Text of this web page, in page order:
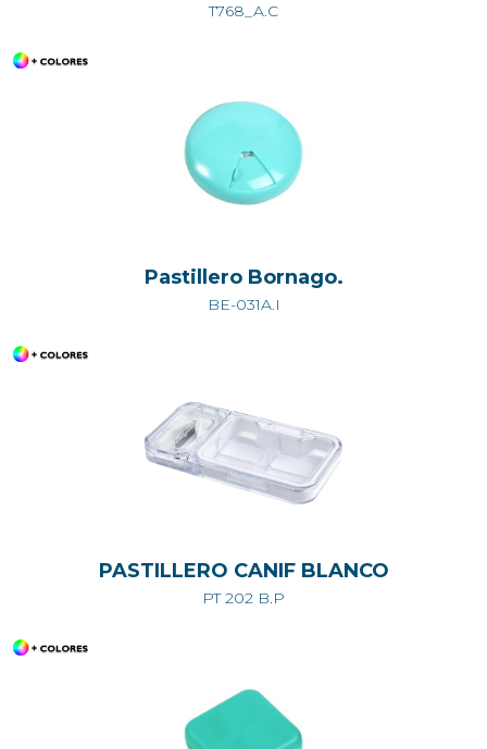
T768_A.C
Pastillero Bornago.
BE-031A.I
PASTILLERO CANIF BLANCO
PT 202 B.P